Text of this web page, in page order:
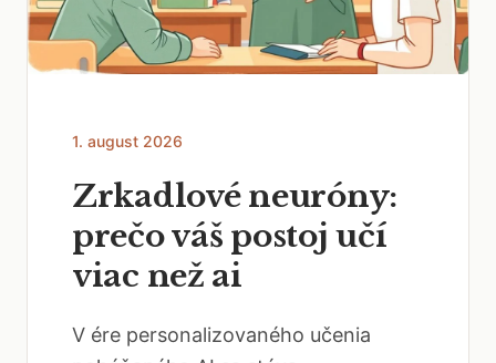
1. august 2026
Zrkadlové neuróny:
prečo váš postoj učí
viac než ai
V ére personalizovaného učenia